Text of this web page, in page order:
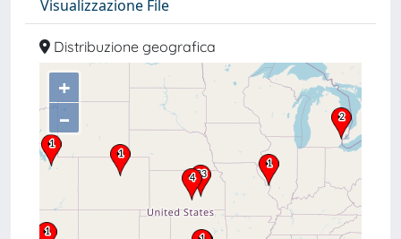
Visualizzazione File
Distribuzione geografica
+
–